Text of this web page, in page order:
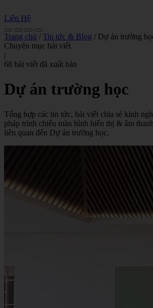
Liên Hệ
Trang chủ / Tin tức & Blog / Dự án trường
Chuyên mục bài viết
|
68 bài viết đã xuất bản
Dự án trường học
Tổng hợp các tin tức, bài viết chia sẻ kinh
pháp trình chiếu màn hình hiển thị & âm
liên quan đến Dự án trường học.